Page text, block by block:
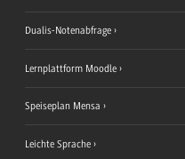
Dualis-Notenabfrage
Lernplattform Moodle
Speiseplan Mensa
Leichte Sprache